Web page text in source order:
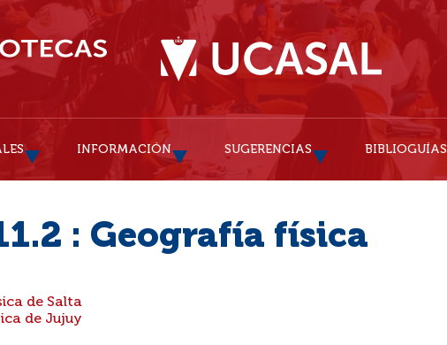
INFORMACIÓN SUGERENCIAS BIBLIOGUÍAS
: Geografía física
de Salta
de Jujuy